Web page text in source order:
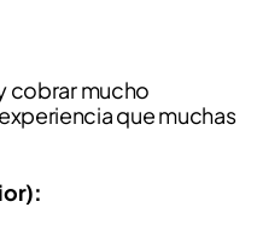
cobrar mucho
que muchas